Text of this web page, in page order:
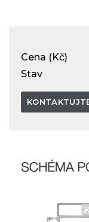
Cena (Kč)
Stav